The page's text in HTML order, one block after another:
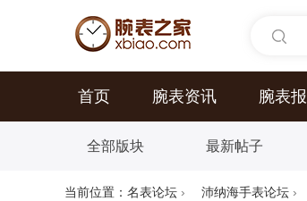
首页 腕表资讯 腕表
全部版块 最新帖子
当前位置： 名表论坛 › 沛纳海手表论坛 ›